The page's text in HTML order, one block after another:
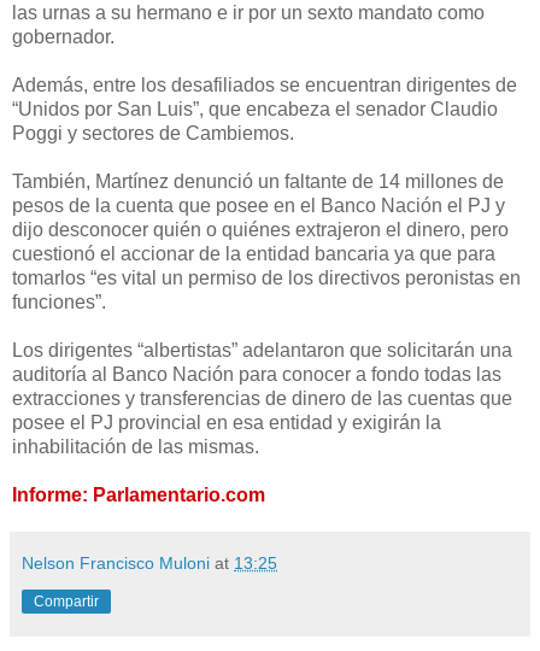
las urnas a su hermano e ir por un sexto mandato como
gobernador.
Además, entre los desafiliados se encuentran dirigentes de
“Unidos por San Luis”, que encabeza el senador Claudio
Poggi y sectores de Cambiemos.
También, Martínez denunció un faltante de 14 millones de
pesos de la cuenta que posee en el Banco Nación el PJ y
dijo desconocer quién o quiénes extrajeron el dinero, pero
cuestionó el accionar de la entidad bancaria ya que para
tomarlos “es vital un permiso de los directivos peronistas en
funciones”.
Los dirigentes “albertistas” adelantaron que solicitarán una
auditoría al Banco Nación para conocer a fondo todas las
extracciones y transferencias de dinero de las cuentas que
posee el PJ provincial en esa entidad y exigirán la
inhabilitación de las mismas.
Informe: Parlamentario.com
Nelson Francisco Muloni at 13:25
Compartir